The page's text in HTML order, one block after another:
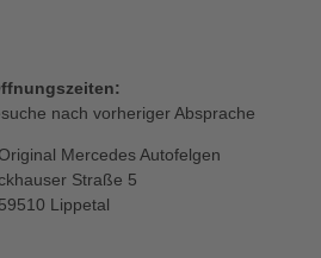
nach vorheriger Absprache
Mercedes Autofelgen
Straße 5
59510 Lippetal